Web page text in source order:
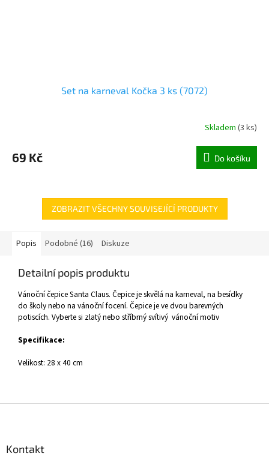
Set na karneval Kočka 3 ks (7072)
Skladem (3 ks)
69 Kč Do košíku
ZOBRAZIT VŠECHNY SOUVISEJÍCÍ PRODUKTY
Popis Podobné (16) Diskuze
Detailní popis produktu
Vánoční čepice Santa Claus. Čepice je skvělá na karneval, na besídky
do školy nebo na vánoční focení. Čepice je ve dvou barevných
potiscích. Vyberte si zlatý nebo stříbrný svítivý vánoční motiv
Specifikace:
Velikost: 28 x 40 cm
Kontakt